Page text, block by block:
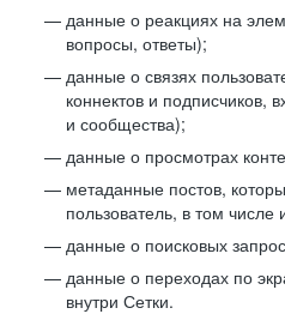
данные о реакциях на
вопросы, ответы);
данные о связях
коннектов и подписчиков,
и сообщества);
данные о просмотрах
метаданные постов,
пользователь, в том числе
данные о поисковых
данные о переходах по
внутри Сетки.